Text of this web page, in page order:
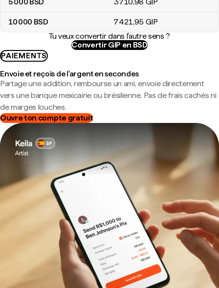
10 000 BSD 7 421,95 GIP
Tu veux convertir dans l'autre sens ?
Convertir GIP en BSD
PAIEMENTS
Envoie et reçois de l'argent en secondes
Partage une addition, rembourse un ami, envoie directement
vers une banque mexicaine ou brésilienne. Pas de frais cachés ni
de marges louches.
Ouvre ton compte gratuit